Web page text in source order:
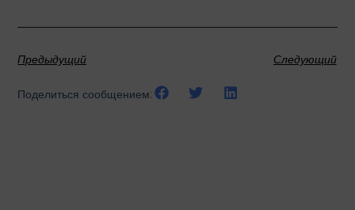
Предыдущий Следующий
Поделиться сообщением: